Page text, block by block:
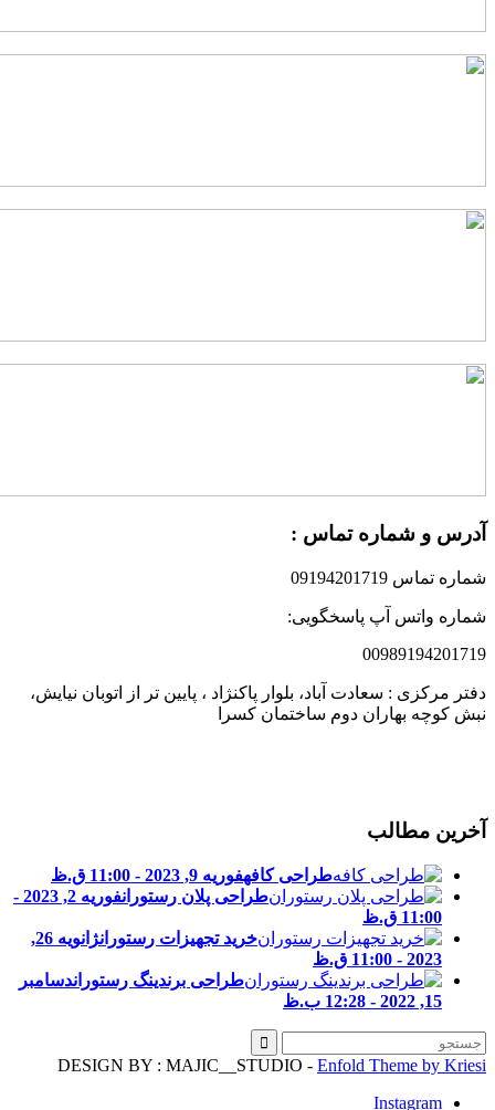
و شماره تماس :
تماس 09194201719
واتس آپ پاسخگویی:
مرکزی : سعادت آباد، بلوار پاکنژاد ، پایین تر از اتوبان نیایش،
کوچه بهاران دوم ساختمان کسرا
مطالب
طراحی کافهفوریه 9, 2023 - 11:00 ق.ظ
طراحی پلان رستوران
فوریه 2, 2023 -
11:00 ق.ظ
خرید تجهیزات رستوران
ژانویه 26,
2023 - 11:00 ق.ظ
طراحی برندینگ رستوران دسامبر
15, 2022 - 12:28 ب.ظ
DESIGN BY : MAJIC__STUDIO -Enfold Theme by
Instagram